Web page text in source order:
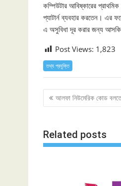
কম্পিউটার আবিষ্কারের প্রাথমিক
প্যাটার্ন ব্যবহার করতেন। এর
এ অসুবিধা দূর করার জন্য
Post Views: 1,823
তথ্য প্রযুক্তি
Post
navigation
আলফা নিউমেরিক কোড
Related posts